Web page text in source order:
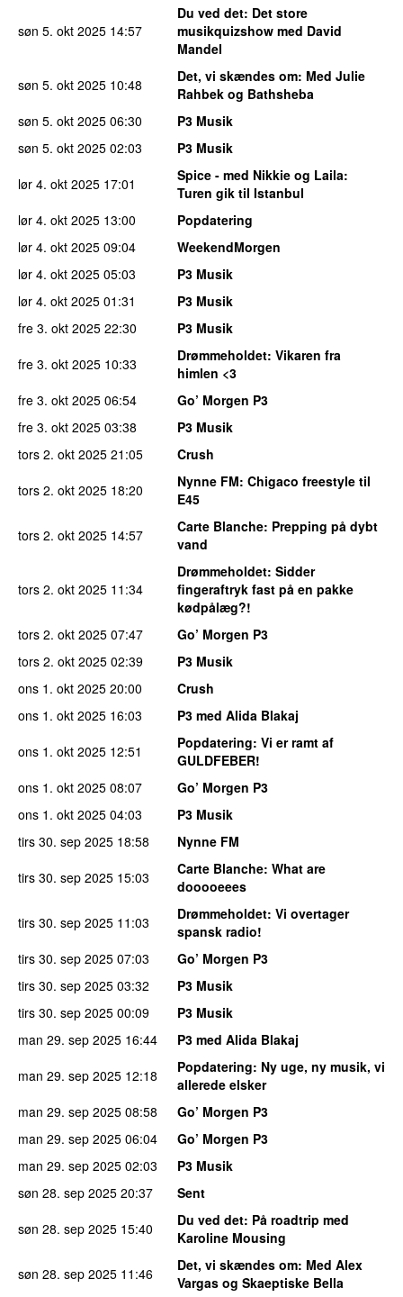
søn 5. okt 2025 14:57
Du ved det: Det store
musikquizshow med David
Mandel
søn 5. okt 2025 10:48 Det, vi skændes om: Med Julie
Rahbek og Bathsheba
søn 5. okt 2025 06:30
P3 Musik
søn 5. okt 2025 02:03
P3 Musik
lør 4. okt 2025 17:01 Spice - med Nikkie og Laila:
Turen gik til Istanbul
lør 4. okt 2025 13:00
Popdatering
lør 4. okt 2025 09:04
WeekendMorgen
lør 4. okt 2025 05:03
P3 Musik
lør 4. okt 2025 01:31
P3 Musik
fre 3. okt 2025 22:30
P3 Musik
fre 3. okt 2025 10:33 Drømmeholdet: Vikaren fra
himlen <3
fre 3. okt 2025 06:54
Go’ Morgen P3
fre 3. okt 2025 03:38
P3 Musik
tors 2. okt 2025 21:05
Crush
tors 2. okt 2025 18:20 Nynne FM: Chigaco freestyle til
E45
tors 2. okt 2025 14:57 Carte Blanche: Prepping på dybt
vand
tors 2. okt 2025 11:34
Drømmeholdet: Sidder
fingeraftryk fast på en pakke
kødpålæg?!
tors 2. okt 2025 07:47
Go’ Morgen P3
tors 2. okt 2025 02:39
P3 Musik
ons 1. okt 2025 20:00
Crush
ons 1. okt 2025 16:03
P3 med Alida Blakaj
ons 1. okt 2025 12:51 Popdatering: Vi er ramt af
GULDFEBER!
ons 1. okt 2025 08:07
Go’ Morgen P3
ons 1. okt 2025 04:03
P3 Musik
tirs 30. sep 2025 18:58
Nynne FM
tirs 30. sep 2025 15:03 Carte Blanche: What are
dooooeees
tirs 30. sep 2025 11:03 Drømmeholdet: Vi overtager
spansk radio!
tirs 30. sep 2025 07:03
Go’ Morgen P3
tirs 30. sep 2025 03:32
P3 Musik
tirs 30. sep 2025 00:09
P3 Musik
man 29. sep 2025 16:44
P3 med Alida Blakaj
man 29. sep 2025 12:18 Popdatering: Ny uge, ny musik, vi
allerede elsker
man 29. sep 2025 08:58
Go’ Morgen P3
man 29. sep 2025 06:04
Go’ Morgen P3
man 29. sep 2025 02:03
P3 Musik
søn 28. sep 2025 20:37
Sent
søn 28. sep 2025 15:40 Du ved det: På roadtrip med
Karoline Mousing
søn 28. sep 2025 11:46 Det, vi skændes om: Med Alex
Vargas og Skaeptiske Bella